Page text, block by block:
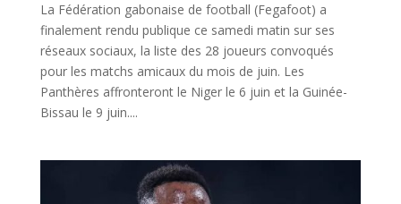
La Fédération gabonaise de football (Fegafoot) a
finalement rendu publique ce samedi matin sur ses
réseaux sociaux, la liste des 28 joueurs convoqués
pour les matchs amicaux du mois de juin. Les
Panthères affronteront le Niger le 6 juin et la Guinée-
Bissau le 9 juin....